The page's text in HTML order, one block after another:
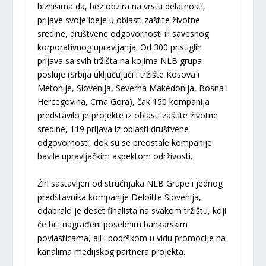
biznisima da, bez obzira na vrstu delatnosti,
prijave svoje ideje u oblasti zaštite životne
sredine, društvene odgovornosti ili savesnog
korporativnog upravljanja. Od 300 pristiglih
prijava sa svih tržišta na kojima NLB grupa
posluje (Srbija uključujući i tržište Kosova i
Metohije, Slovenija, Severna Makedonija, Bosna i
Hercegovina, Crna Gora), čak 150 kompanija
predstavilo je projekte iz oblasti zaštite životne
sredine, 119 prijava iz oblasti društvene
odgovornosti, dok su se preostale kompanije
bavile upravljačkim aspektom održivosti.
Žiri sastavljen od stručnjaka NLB Grupe i jednog
predstavnika kompanije Deloitte Slovenija,
odabralo je deset finalista na svakom tržištu, koji
će biti nagrađeni posebnim bankarskim
povlasticama, ali i podrškom u vidu promocije na
kanalima medijskog partnera projekta.